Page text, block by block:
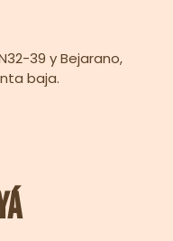
39 y Bejarano,
baja.